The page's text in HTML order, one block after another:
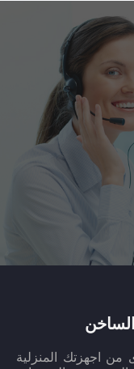
اجهزتك المنزلية